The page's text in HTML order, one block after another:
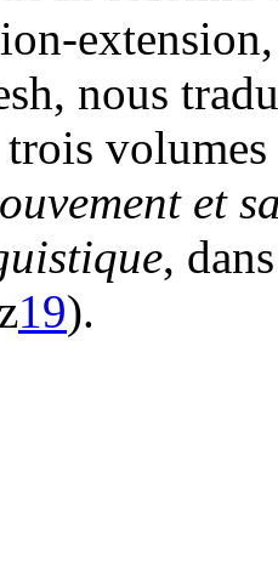
nous
et
,
19).